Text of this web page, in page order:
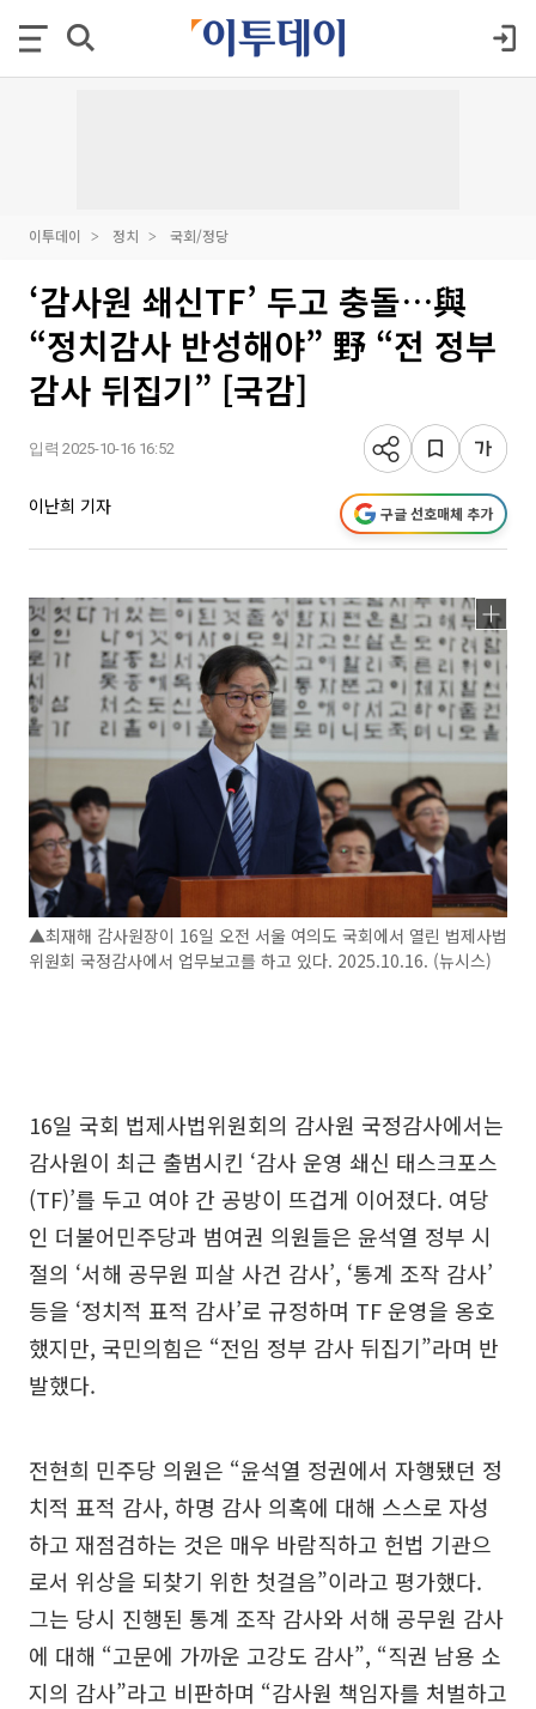
이투데이 정치 국회/정당
‘감사원 쇄신TF’ 두고 충돌…與
“정치감사 반성해야” 野 “전 정부
감사 뒤집기” [국감]
입력 2025-10-16 16:52
이난희 기자 구글 선호매체 추가
▲최재해 감사원장이 16일 오전 서울 여의도 국회에서 열린 법제사법
위원회 국정감사에서 업무보고를 하고 있다. 2025.10.16. (뉴시스)
16일 국회 법제사법위원회의 감사원 국정감사에서는
감사원이 최근 출범시킨 ‘감사 운영 쇄신 태스크포스
(TF)’를 두고 여야 간 공방이 뜨겁게 이어졌다. 여당
인 더불어민주당과 범여권 의원들은 윤석열 정부 시
절의 ‘서해 공무원 피살 사건 감사’, ‘통계 조작 감사’
등을 ‘정치적 표적 감사’로 규정하며 TF 운영을 옹호
했지만, 국민의힘은 “전임 정부 감사 뒤집기”라며 반
발했다.
전현희 민주당 의원은 “윤석열 정권에서 자행됐던 정
치적 표적 감사, 하명 감사 의혹에 대해 스스로 자성
하고 재점검하는 것은 매우 바람직하고 헌법 기관으
로서 위상을 되찾기 위한 첫걸음”이라고 평가했다.
그는 당시 진행된 통계 조작 감사와 서해 공무원 감사
에 대해 “고문에 가까운 고강도 감사”, “직권 남용 소
지의 감사”라고 비판하며 “감사원 책임자를 처벌하고